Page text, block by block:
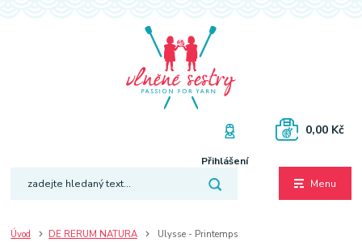
Menu
Přihlášení
0,00 Kč
Úvod DE RERUM NATURA Ulysse - Printemps